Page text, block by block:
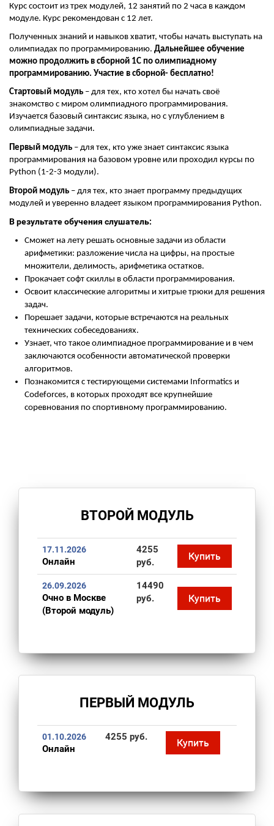
Курс состоит из трех модулей, 12 занятий по 2 часа в каждом
модуле. Курс рекомендован с 12 лет.
Полученных знаний и навыков хватит, чтобы начать выступать на
олимпиадах по программированию. Дальнейшее обучение
можно продолжить в сборной 1С по олимпиадному
программированию. Участие в сборной- бесплатно!
Стартовый модуль – для тех, кто хотел бы начать своё
знакомство с миром олимпиадного программирования.
Изучается базовый синтаксис языка, но с углублением в
олимпиадные задачи.
Первый модуль – для тех, кто уже знает синтаксис языка
программирования на базовом уровне или проходил курсы по
Python (1-2-3 модули).
Второй модуль – для тех, кто знает программу предыдущих
модулей и уверенно владеет языком программирования Python.
В результате обучения слушатель:
Сможет на лету решать основные задачи из области
арифметики: разложение числа на цифры, на простые
множители, делимость, арифметика остатков.
Прокачает софт скиллы в области программирования.
Освоит классические алгоритмы и хитрые трюки для решения
задач.
Порешает задачи, которые встречаются на реальных
технических собеседованиях.
Узнает, что такое олимпиадное программирование и в чем
заключаются особенности автоматической проверки
алгоритмов.
Познакомится с тестирующеми системами Informatics и
Codeforces, в которых проходят все крупнейшие
соревнования по спортивному программированию.
ВТОРОЙ МОДУЛЬ
17.11.2026
Онлайн
4255
руб.
Купить
26.09.2026
Очно в Москве
(Второй модуль)
14490
руб.
Купить
ПЕРВЫЙ МОДУЛЬ
01.10.2026
Онлайн
4255 руб. Купить